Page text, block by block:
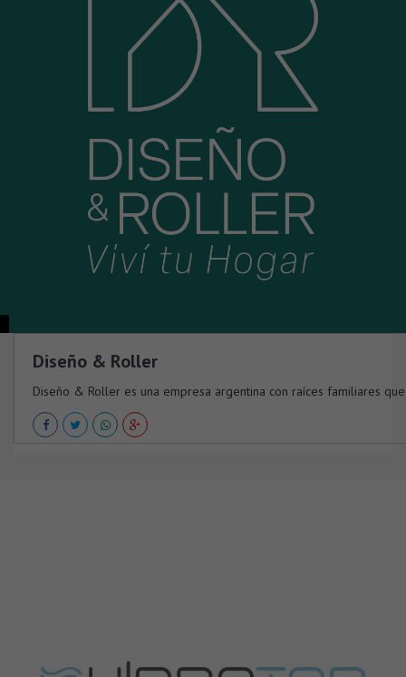
Diseño & Roller
Diseño & Roller es una empresa argentina con raíces familiares